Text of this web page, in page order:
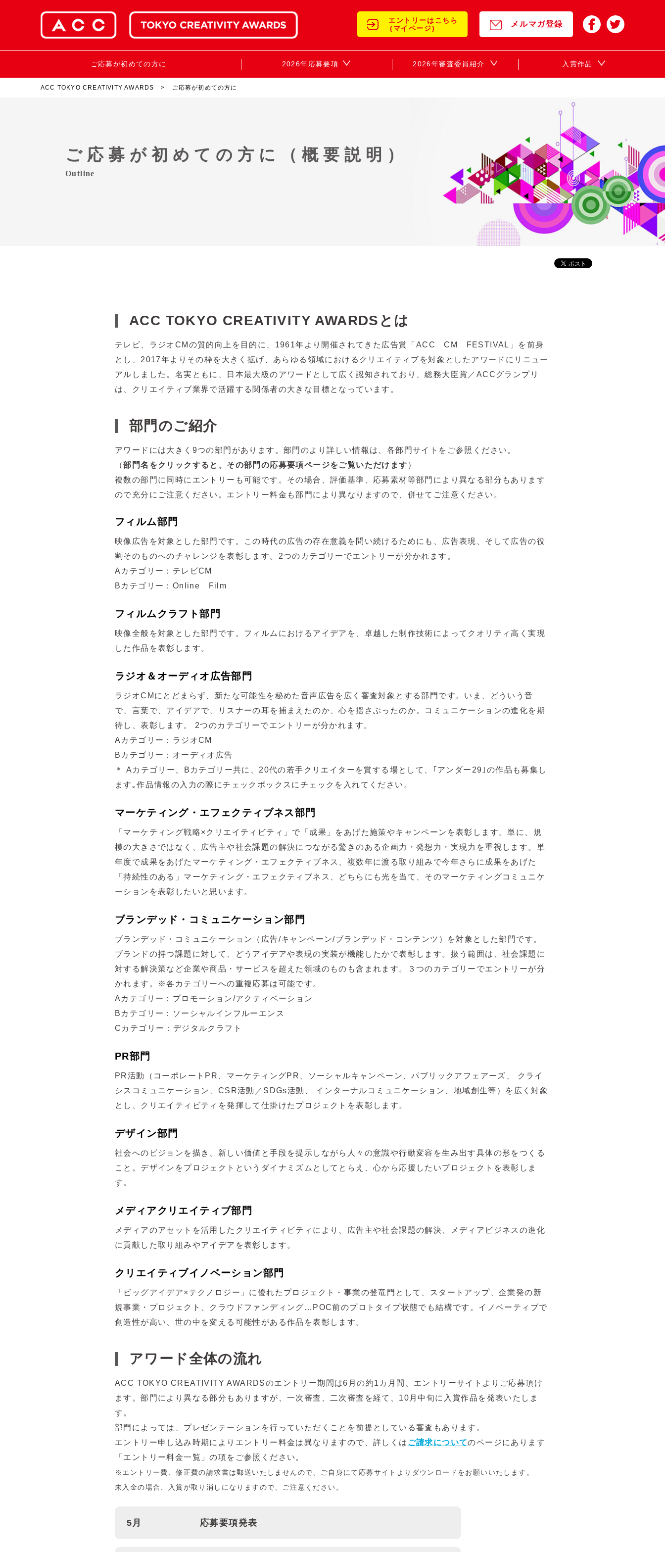
エントリーはこちら
(マイページ)
メルマガ登録
ご応募が初めての方に 2026年応募要項 2026年審査委員紹介 入賞作品
ACC TOKYO CREATIVITY AWARDS ご応募が初めての方に
ご応募が初めての方に（概要説明）
Outline
ACC TOKYO CREATIVITY AWARDSとは
テレビ、ラジオCMの質的向上を目的に、1961年より開催されてきた広告賞「ACC CM FESTIVAL」を前身
とし、2017年よりその枠を大きく拡げ、あらゆる領域におけるクリエイティブを対象としたアワードにリニュー
アルしました。名実ともに、日本最大級のアワードとして広く認知されており、総務大臣賞／ACCグランプリ
は、クリエイティブ業界で活躍する関係者の大きな目標となっています。
部門のご紹介
アワードには大きく9つの部門があります。部門のより詳しい情報は、各部門サイトをご参照ください。
（部門名をクリックすると、その部門の応募要項ページをご覧いただけます ）
複数の部門に同時にエントリーも可能です。その場合、評価基準、応募素材等部門により異なる部分もあります
ので充分にご注意ください。エントリー料金も部門により異なりますので、併せてご注意ください。
フィルム部門
映像広告を対象とした部門です。この時代の広告の存在意義を問い続けるためにも、広告表現、そして広告の役
割そのものへのチャレンジを表彰します。2つのカテゴリーでエントリーが分かれます。
Aカテゴリー：テレビCM
Bカテゴリー：Online Film
フィルムクラフト部門
映像全般を対象とした部門です。フィルムにおけるアイデアを、卓越した制作技術によってクオリティ高く実現
した作品を表彰します。
ラジオ＆オーディオ広告部門
ラジオCMにとどまらず、新たな可能性を秘めた音声広告を広く審査対象とする部門です。いま、どういう音
で、言葉で、アイデアで、リスナーの耳を捕まえたのか、心を揺さぶったのか。コミュニケーションの進化を期
待し、表彰します。 2つのカテゴリーでエントリーが分かれます。
Aカテゴリー：ラジオCM
Bカテゴリー：オーディオ広告
＊ Aカテゴリー、Bカテゴリー共に、20代の若手クリエイターを賞する場として、｢アンダー29｣の作品も募集し
ます｡作品情報の入力の際にチェックボックスにチェックを入れてください。
マーケティング・エフェクティブネス部門
「マーケティング戦略×クリエイティビティ」で「成果」をあげた施策やキャンペーンを表彰します。単に、規
模の大きさではなく、広告主や社会課題の解決につながる驚きのある企画力・発想力・実現力を重視します。単
年度で成果をあげたマーケティング・エフェクティブネス、複数年に渡る取り組みで今年さらに成果をあげた
「持続性のある」マーケティング・エフェクティブネス、どちらにも光を当て、そのマーケティングコミュニケ
ーションを表彰したいと思います。
ブランデッド・コミュニケーション部門
ブランデッド・コミュニケーション（広告/キャンペーン/ブランデッド・コンテンツ）を対象とした部門です。
ブランドの持つ課題に対して、どうアイデアや表現の実装が機能したかで表彰します。扱う範囲は、社会課題に
対する解決策など企業や商品・サービスを超えた領域のものも含まれます。３つのカテゴリーでエントリーが分
かれます。※各カテゴリーへの重複応募は可能です。
Aカテゴリー：プロモーション/アクティベーション
Bカテゴリー：ソーシャルインフルーエンス
Cカテゴリー：デジタルクラフト
PR部門
PR活動（コーポレートPR、マーケティングPR、ソーシャルキャンペーン、パブリックアフェアーズ、 クライ
シスコミュニケーション、CSR活動／SDGs活動、 インターナルコミュニケーション、地域創生等）を広く対象
とし、クリエイティビティを発揮して仕掛けたプロジェクトを表彰します。
デザイン部門
社会へのビジョンを描き、新しい価値と手段を提示しながら人々の意識や行動変容を生み出す具体の形をつくる
こと。デザインをプロジェクトというダイナミズムとしてとらえ、心から応援したいプロジェクトを表彰しま
す。
メディアクリエイティブ部門
メディアのアセットを活用したクリエイティビティにより、広告主や社会課題の解決、メディアビジネスの進化
に貢献した取り組みやアイデアを表彰します。
クリエイティブイノベーション部門
「ビッグアイデア×テクノロジー」に優れたプロジェクト・事業の登竜門として、スタートアップ、企業発の新
規事業・プロジェクト、クラウドファンディング…POC前のプロトタイプ状態でも結構です。イノベーティブで
創造性が高い、世の中を変える可能性がある作品を表彰します。
アワード全体の流れ
ACC TOKYO CREATIVITY AWARDSのエントリー期間は6月の約1カ月間、エントリーサイトよりご応募頂け
ます。部門により異なる部分もありますが、一次審査、二次審査を経て、10月中旬に入賞作品を発表いたしま
す。
部門によっては、プレゼンテーションを行っていただくことを前提としている審査もあります。
エントリー申し込み時期によりエントリー料金は異なりますので、詳しくは ご請求についてのページにあります
「エントリー料金一覧」の項をご参照ください。
※エントリー費、修正費の請求書は郵送いたしませんので、ご自身にて応募サイトよりダウンロードをお願いいたします。
未入金の場合、入賞が取り消しになりますので、ご注意ください。
5月 応募要項発表